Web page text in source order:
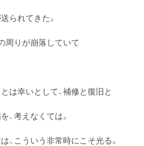
られてきた。
周りが崩落していて
は幸いとして、補修と復旧と
、考えなくては。
、こういう非常時にこそ光る。